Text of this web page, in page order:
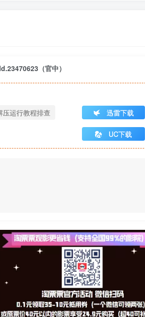
（官中）
压运行教程排查 迅雷下载
UC下载